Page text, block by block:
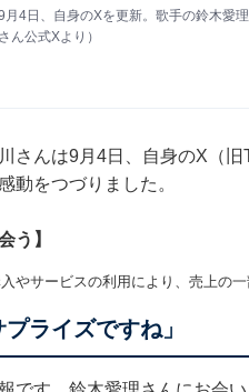
4日、自身のXを更新。歌手の鈴木愛
ん公式Xより）
さんは9月4日、自身のX（
動をつづりました。
う】
やサービスの利用により、売上の
ライズですね」